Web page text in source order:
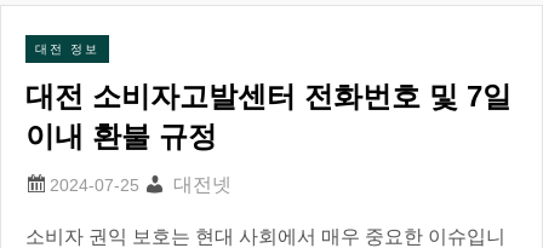
대전 정보
대전 소비자고발센터 전화번호 및 7일
이내 환불 규정
대전넷
소비자 권익 보호는 현대 사회에서 매우 중요한 이슈입니